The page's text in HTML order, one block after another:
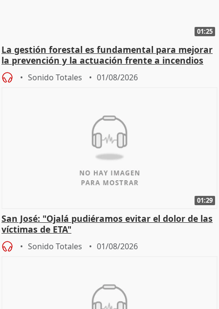
01:25
La gestión forestal es fundamental para mejorar
la prevención y la actuación frente a incendios
Sonido Totales 01/08/2026
01:29
San José: "Ojalá pudiéramos evitar el dolor de las
víctimas de ETA"
Sonido Totales 01/08/2026